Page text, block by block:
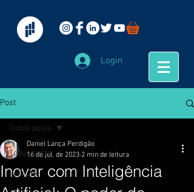
Login
Post
Todos posts
#people
Todos posts
Inovar com Inteligência
Daniel Lança Perdigão
16 de jul. de 2023 2 min de leitura